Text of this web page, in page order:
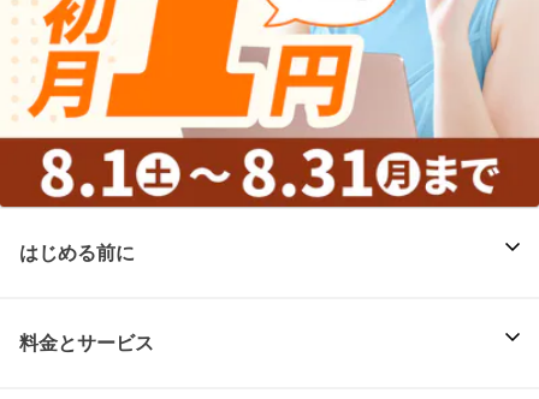
はじめる前に
料金とサービス